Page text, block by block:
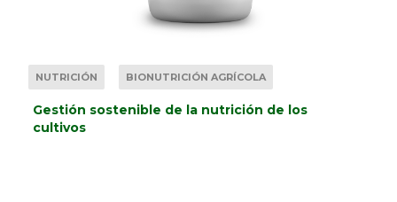
NUTRICIÓN BIONUTRICIÓN AGRÍCOLA
Gestión sostenible de la nutrición de los
cultivos